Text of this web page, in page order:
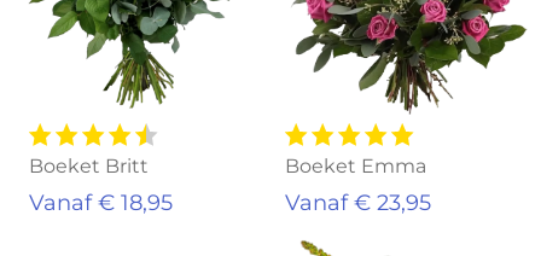
Boeket Britt
Vanaf € 18,95
Boeket Emma
Vanaf € 23,95